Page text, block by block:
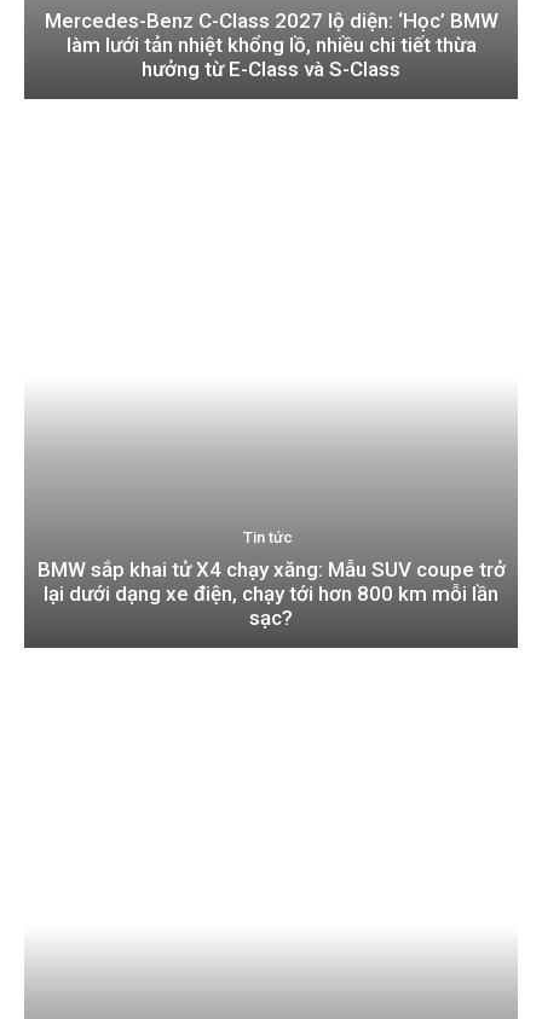
Mercedes-Benz C-Class 2027 lộ diện: ‘Học’ BMW
làm lưới tản nhiệt khổng lồ, nhiều chi tiết thừa
hưởng từ E-Class và S-Class
Tin tức
BMW sắp khai tử X4 chạy xăng: Mẫu SUV coupe trở
lại dưới dạng xe điện, chạy tới hơn 800 km mỗi lần
sạc?